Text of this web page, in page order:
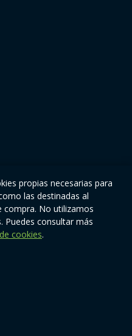
propias necesarias para
las destinadas al
compra. No utilizamos
Puedes consultar más
cookies.